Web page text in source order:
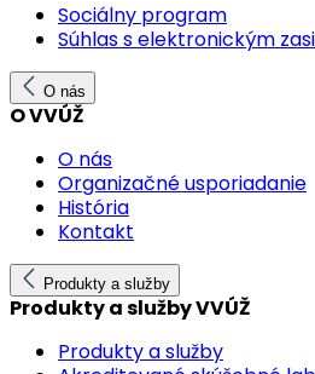
Sociálny program
Súhlas s elektronickým
O nás
O VVÚŽ
O nás
Organizačné usporiadanie
História
Kontakt
Produkty a služby
Produkty a služby VVÚŽ
Produkty a služby